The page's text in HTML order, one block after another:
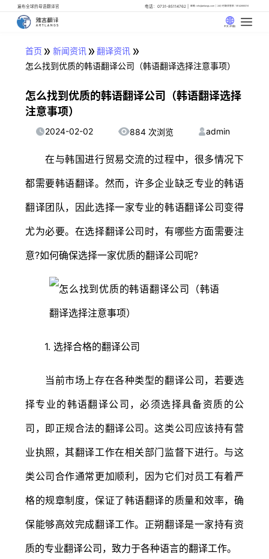
遍布全球的母语翻译官 电话：0731-85114762 邮箱: info@artlangs.com 24小时翻译管家: 18142666316
中文 (中国)
首页 » 新闻资讯» 翻译资讯 »
怎么找到优质的韩语翻译公司（韩语翻译选择注意事项）
怎么找到优质的韩语翻译公司（韩语翻译选择
注意事项）
2024-02-02 884 次浏览 admin
在与韩国进行贸易交流的过程中，很多情况下
都需要韩语翻译。然而，许多企业缺乏专业的韩语
翻译团队，因此选择一家专业的韩语翻译公司变得
尤为必要。在选择翻译公司时，有哪些方面需要注
意?如何确保选择一家优质的翻译公司呢?
1. 选择合格的翻译公司
当前市场上存在各种类型的翻译公司，若要选
择专业的韩语翻译公司，必须选择具备资质的公
司，即正规合法的翻译公司。这类公司应该持有营
业执照，其翻译工作在相关部门监督下进行。与这
类公司合作通常更加顺利，因为它们对员工有着严
格的规章制度，保证了韩语翻译的质量和效率，确
保能够高效完成翻译工作。正朔翻译是一家持有资
质的专业翻译公司，致力于各种语言的翻译工作。